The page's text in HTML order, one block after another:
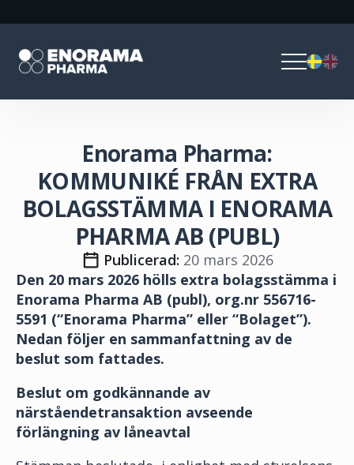
Enorama Pharma:
KOMMUNIKÉ FRÅN EXTRA
BOLAGSSTÄMMA I ENORAMA
PHARMA AB (PUBL)
Publicerad: 20 mars 2026
Den 20 mars 2026 hölls extra bolagsstämma i
Enorama Pharma AB (publ), org.nr 556716-
5591 (“Enorama Pharma” eller “Bolaget”).
Nedan följer en sammanfattning av de
beslut som fattades.
Beslut om godkännande av
närståendetransaktion avseende
förlängning av låneavtal